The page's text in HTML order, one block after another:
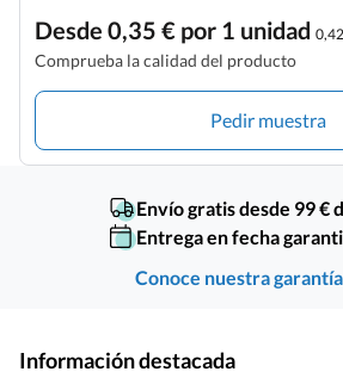
Desde 0,35 € por 1 unidad
Comprueba la calidad del producto
Pedir muestra
Envío gratis desde 99 €
Entrega en fecha
Conoce nuestra garantía
Información destacada